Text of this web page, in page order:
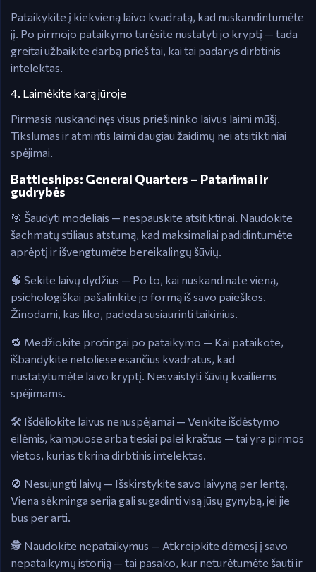
Pataikykite į kiekvieną laivo kvadratą, kad nuskandintumėte
jį. Po pirmojo pataikymo turėsite nustatyti jo kryptį — tada
greitai užbaikite darbą prieš tai, kai tai padarys dirbtinis
intelektas.
4. Laimėkite karą jūroje
Pirmasis nuskandinęs visus priešininko laivus laimi mūšį.
Tikslumas ir atmintis laimi daugiau žaidimų nei atsitiktiniai
spėjimai.
Battleships: General Quarters – Patarimai ir
gudrybės
🎯 Šaudyti modeliais — nespauskite atsitiktinai. Naudokite
šachmatų stiliaus atstumą, kad maksimaliai padidintumėte
aprėptį ir išvengtumėte bereikalingų šūvių.
🧠 Sekite laivų dydžius — Po to, kai nuskandinate vieną,
psichologiškai pašalinkite jo formą iš savo paieškos.
Žinodami, kas liko, padeda susiaurinti taikinius.
🔁 Medžiokite protingai po pataikymo — Kai pataikote,
išbandykite netoliese esančius kvadratus, kad
nustatytumėte laivo kryptį. Nesvaistyti šūvių kvailiems
spėjimams.
🛠️ Išdėliokite laivus nenuspėjamai — Venkite išdėstymo
eilėmis, kampuose arba tiesiai palei kraštus — tai yra pirmos
vietos, kurias tikrina dirbtinis intelektas.
🚫 Nesujungti laivų — Išskirstykite savo laivyną per lentą.
Viena sėkminga serija gali sugadinti visą jūsų gynybą, jei jie
bus per arti.
🕵️ Naudokite nepataikymus — Atkreipkite dėmesį į savo
nepataikymų istoriją — tai pasako, kur neturėtumėte šauti ir